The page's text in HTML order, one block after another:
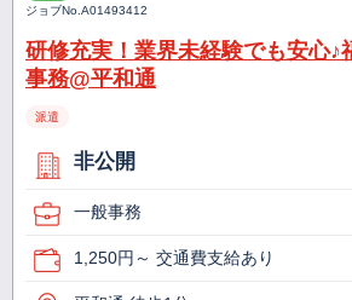
ジョブNo.A01493412
研修充実！業界未経験でも安心♪
事務@平和通
派遣
非公開
一般事務
1,250円～ 交通費支給あり